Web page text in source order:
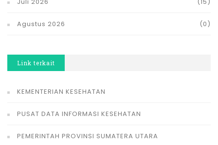
Juli 2026 (15)
Agustus 2026 (0)
Link terkait
KEMENTERIAN KESEHATAN
PUSAT DATA INFORMASI KESEHATAN
PEMERINTAH PROVINSI SUMATERA UTARA